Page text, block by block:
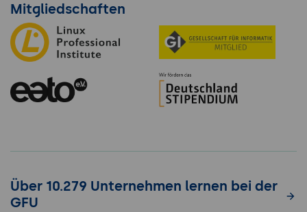
Mitgliedschaften
Über 10.279 Unternehmen lernen bei der
GFU